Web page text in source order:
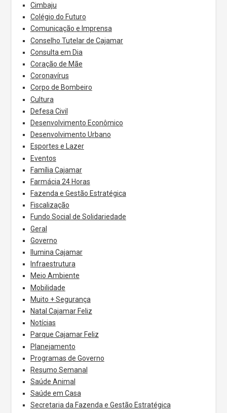
Cimbaju
Colégio do Futuro
Comunicação e Imprensa
Conselho Tutelar de Cajamar
Consulta em Dia
Coração de Mãe
Coronavírus
Corpo de Bombeiro
Cultura
Defesa Civil
Desenvolvimento Econômico
Desenvolvimento Urbano
Esportes e Lazer
Eventos
Família Cajamar
Farmácia 24 Horas
Fazenda e Gestão Estratégica
Fiscalização
Fundo Social de Solidariedade
Geral
Governo
Ilumina Cajamar
Infraestrutura
Meio Ambiente
Mobilidade
Muito + Segurança
Natal Cajamar Feliz
Notícias
Parque Cajamar Feliz
Planejamento
Programas de Governo
Resumo Semanal
Saúde Animal
Saúde em Casa
Secretaria da Fazenda e Gestão Estratégica